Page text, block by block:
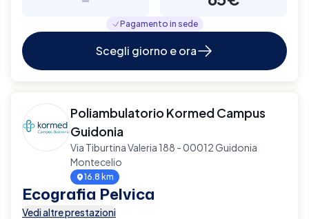
Pagamento in sede
Scegli giorno e ora
Poliambulatorio Kormed Campus
Guidonia
Via Tiburtina Valeria 188 - 00012 Guidonia
Montecelio
16.8 km
Ecografia Pelvica
Vedi altre prestazioni